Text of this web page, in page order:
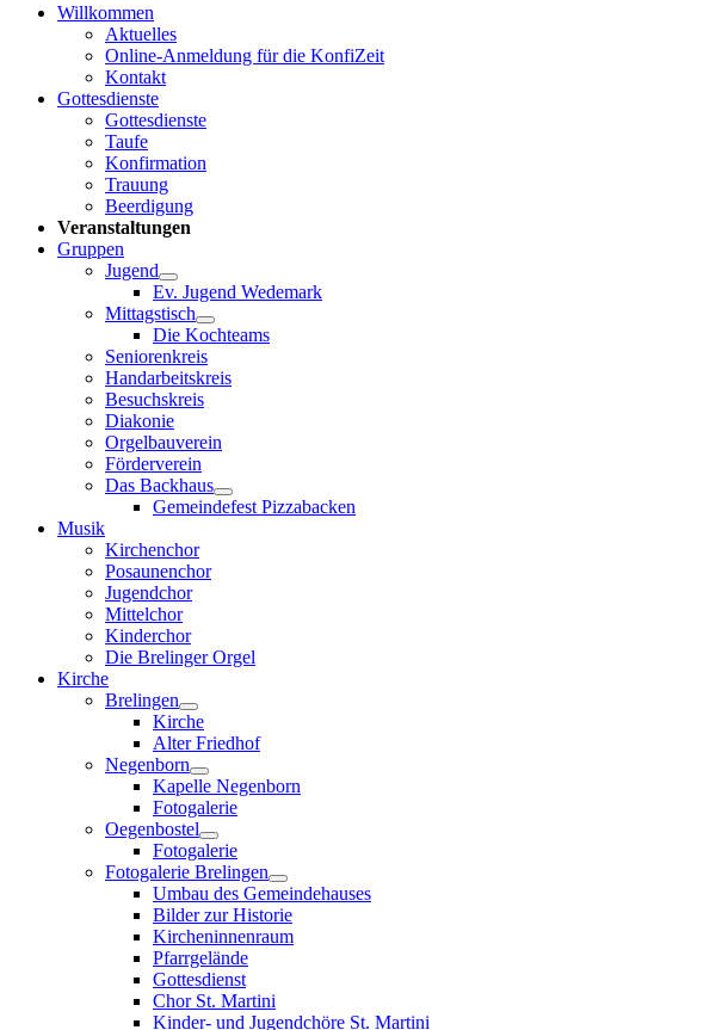
Willkommen
Aktuelles
Online-Anmeldung für die KonfiZeit
Kontakt
Gottesdienste
Gottesdienste
Taufe
Konfirmation
Trauung
Beerdigung
Veranstaltungen
Gruppen
Jugend
Ev. Jugend Wedemark
Mittagstisch
Die Kochteams
Seniorenkreis
Handarbeitskreis
Besuchskreis
Diakonie
Orgelbauverein
Förderverein
Das Backhaus
Gemeindefest Pizzabacken
Musik
Kirchenchor
Posaunenchor
Jugendchor
Mittelchor
Kinderchor
Die Brelinger Orgel
Kirche
Brelingen
Kirche
Alter Friedhof
Negenborn
Kapelle Negenborn
Fotogalerie
Oegenbostel
Fotogalerie
Fotogalerie Brelingen
Umbau des Gemeindehauses
Bilder zur Historie
Kircheninnenraum
Pfarrgelände
Gottesdienst
Chor St. Martini
Kinder- und Jugendchöre St. Martini